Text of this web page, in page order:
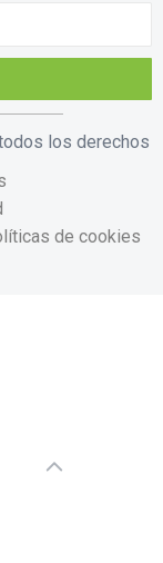
los derechos
de cookies